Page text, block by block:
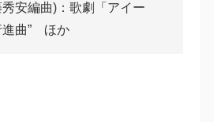
安編曲)：歌劇「アイー
進曲” ほか